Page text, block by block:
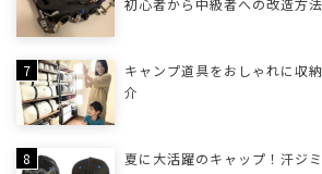
初心者から中級者への改造方法
キャンプ道具をおしゃれに収
介
夏に大活躍のキャップ！汗ジ